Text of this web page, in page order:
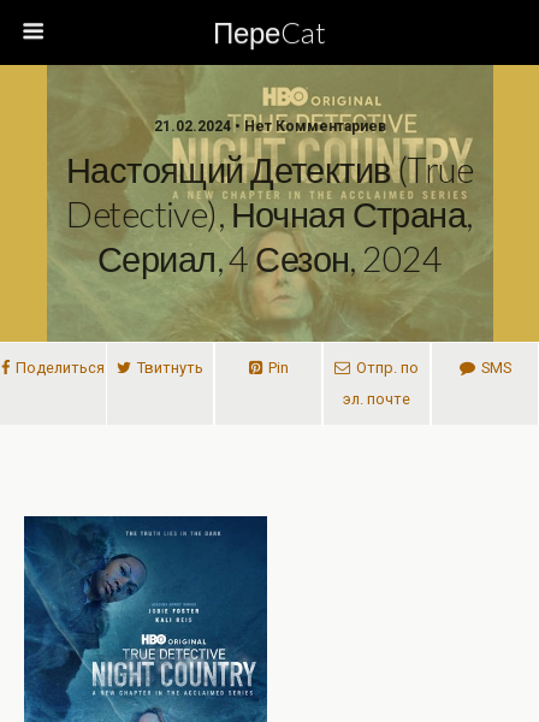
ПереCat
21.02.2024 • Нет Комментариев
Настоящий Детектив (True
Detective), Ночная Страна,
Сериал, 4 Сезон, 2024
Поделиться Твитнуть Pin
Отпр. по
эл. почте
SMS